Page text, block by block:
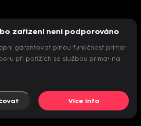
se inicializovat přehrávač
zařízení není podporováno
garantovat plnou funkčnost prima+
při potížích se službou prima+ na
Více info